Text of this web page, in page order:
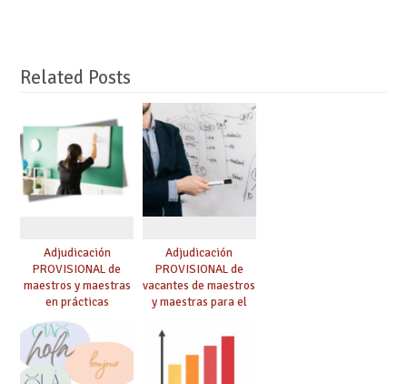
Related Posts
Adjudicación
PROVISIONAL de
maestros y maestras
en prácticas
Adjudicación
PROVISIONAL de
vacantes de maestros
y maestras para el